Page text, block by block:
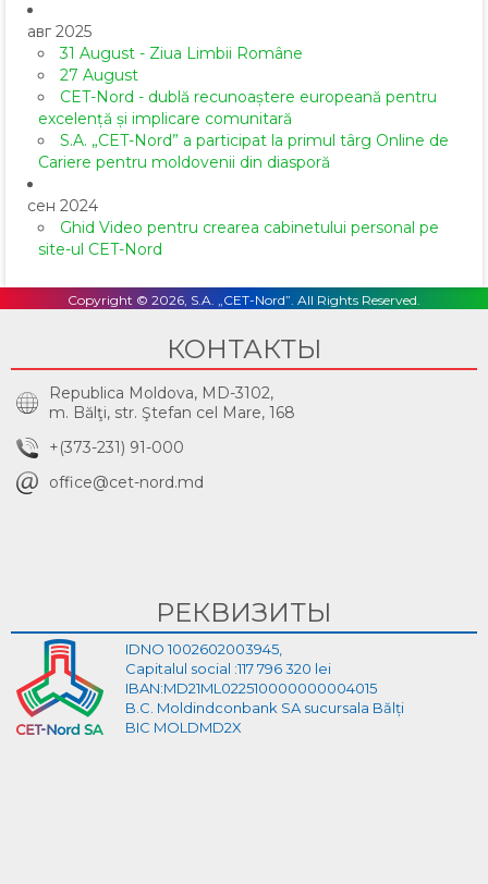
авг 2025
31 August - Ziua Limbii Române
27 August
CET-Nord - dublă recunoaștere europeană pentru
excelență și implicare comunitară
S.A. „CET-Nord” a participat la primul târg Online de
Cariere pentru moldovenii din diasporă
сен 2024
Ghid Video pentru crearea cabinetului personal pe
site-ul CET-Nord
Copyright © 2026, S.A. „CET-Nord”. All Rights Reserved.
КОНТАКТЫ
Republica Moldova, MD-3102,
m. Bălţi, str. Ştefan cel Mare, 168
+(373-231) 91-000
office@cet-nord.md
РЕКВИЗИТЫ
IDNO 1002602003945,
Capitalul social :117 796 320 lei
IBAN:MD21ML022510000000004015
B.C. Moldindconbank SA sucursala Bălți
BIC MOLDMD2X